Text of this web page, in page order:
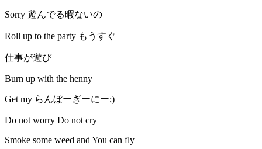
Sorry 遊んでる暇ないの
Roll up to the party もうすぐ
仕事が遊び
Burn up with the henny
Get my らんぼーぎーにー;)
Do not worry Do not cry
Smoke some weed and You can fly